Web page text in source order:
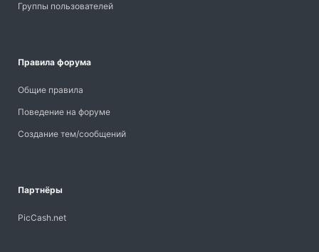
Группы пользователей
Правила форума
Общие правила
Поведение на форуме
Создание тем/сообщений
Партнёры
PicCash.net